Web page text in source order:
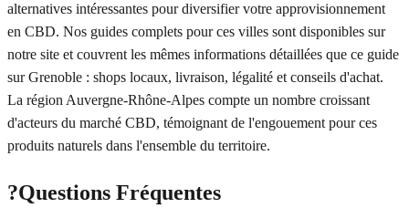
alternatives intéressantes pour diversifier votre approvisionnement
en CBD. Nos guides complets pour ces villes sont disponibles sur
notre site et couvrent les mêmes informations détaillées que ce guide
sur Grenoble : shops locaux, livraison, légalité et conseils d'achat.
La région Auvergne-Rhône-Alpes compte un nombre croissant
d'acteurs du marché CBD, témoignant de l'engouement pour ces
produits naturels dans l'ensemble du territoire.
?Questions Fréquentes